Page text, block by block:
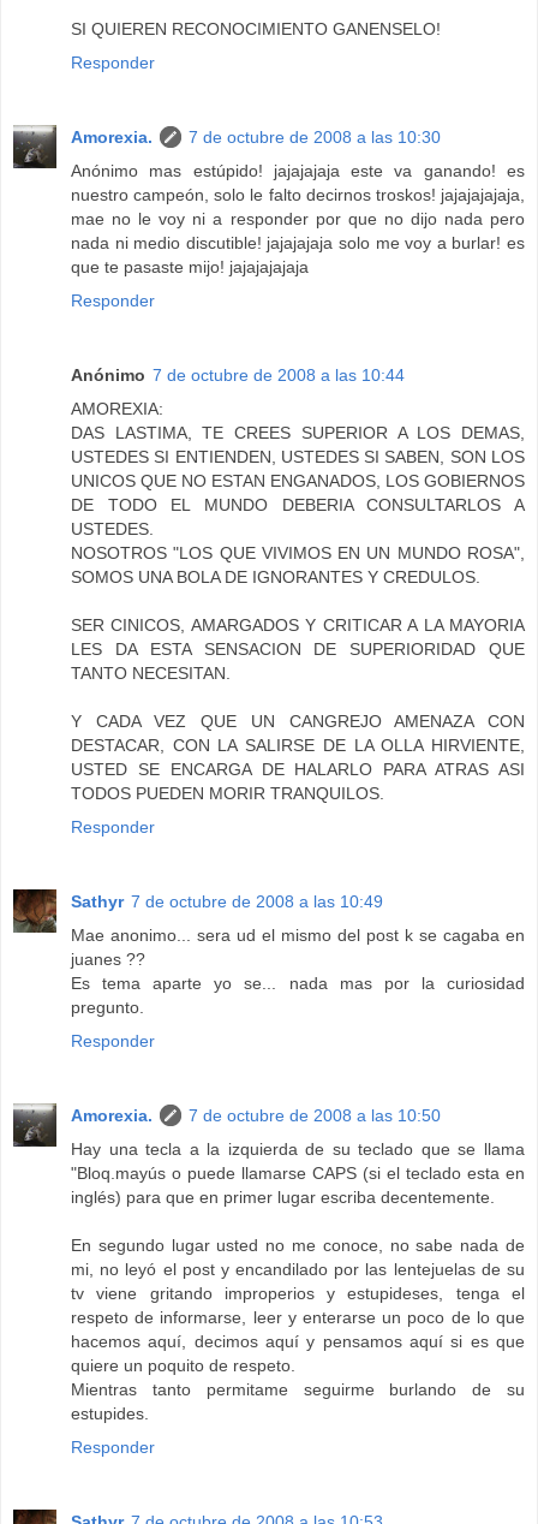
SI QUIEREN RECONOCIMIENTO GANENSELO!
Responder
Amorexia.
7 de octubre de 2008 a las 10:30
Anónimo mas estúpido! jajajajaja este va ganando! es
nuestro campeón, solo le falto decirnos troskos! jajajajajaja,
mae no le voy ni a responder por que no dijo nada pero
nada ni medio discutible! jajajajaja solo me voy a burlar! es
que te pasaste mijo! jajajajajaja
Responder
Anónimo 7 de octubre de 2008 a las 10:44
AMOREXIA:
DAS LASTIMA, TE CREES SUPERIOR A LOS DEMAS,
USTEDES SI ENTIENDEN, USTEDES SI SABEN, SON LOS
UNICOS QUE NO ESTAN ENGANADOS, LOS GOBIERNOS
DE TODO EL MUNDO DEBERIA CONSULTARLOS A
USTEDES.
NOSOTROS "LOS QUE VIVIMOS EN UN MUNDO ROSA",
SOMOS UNA BOLA DE IGNORANTES Y CREDULOS.
SER CINICOS, AMARGADOS Y CRITICAR A LA MAYORIA
LES DA ESTA SENSACION DE SUPERIORIDAD QUE
TANTO NECESITAN.
Y CADA VEZ QUE UN CANGREJO AMENAZA CON
DESTACAR, CON LA SALIRSE DE LA OLLA HIRVIENTE,
USTED SE ENCARGA DE HALARLO PARA ATRAS ASI
TODOS PUEDEN MORIR TRANQUILOS.
Responder
Sathyr 7 de octubre de 2008 a las 10:49
Mae anonimo... sera ud el mismo del post k se cagaba en
juanes ??
Es tema aparte yo se... nada mas por la curiosidad
pregunto.
Responder
Amorexia.
7 de octubre de 2008 a las 10:50
Hay una tecla a la izquierda de su teclado que se llama
"Bloq.mayús o puede llamarse CAPS (si el teclado esta en
inglés) para que en primer lugar escriba decentemente.
En segundo lugar usted no me conoce, no sabe nada de
mi, no leyó el post y encandilado por las lentejuelas de su
tv viene gritando improperios y estupideses, tenga el
respeto de informarse, leer y enterarse un poco de lo que
hacemos aquí, decimos aquí y pensamos aquí si es que
quiere un poquito de respeto.
Mientras tanto permitame seguirme burlando de su
estupides.
Responder